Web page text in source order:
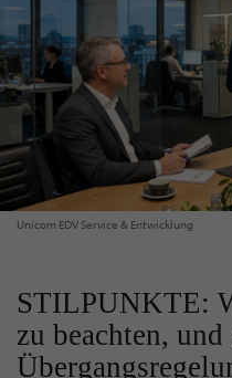
Unicom EDV Service & Entwicklung
STILPUNKTE:
zu beachten,